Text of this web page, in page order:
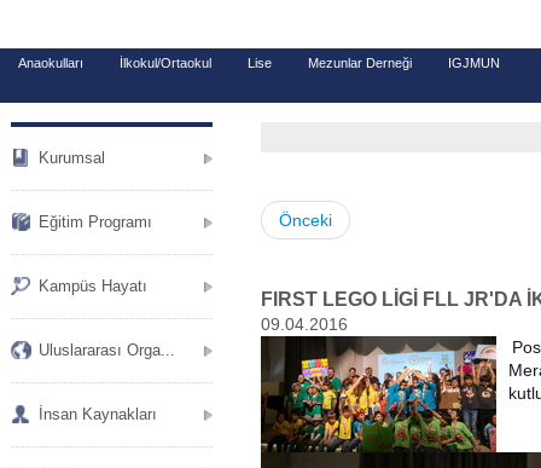
Anaokulları İlkokul/Ortaokul Lise Mezunlar Derneği IGJMUN
Kurumsal
Eğitim Programı
Kampüs Hayatı
Uluslararası Orga...
İnsan Kaynakları
Önceki
FIRST LEGO LİGİ FLL JR'DA
09.04.2016